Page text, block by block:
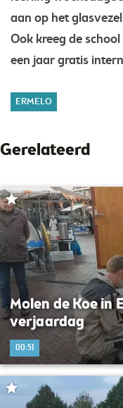
aan op het
Ook kreeg de
een jaar gratis
ERMELO
Gerelateerd
Molen de Koe in
verjaardag
00:51